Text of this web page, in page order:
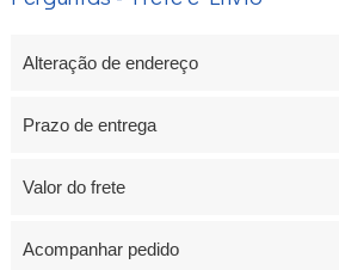
Alteração de endereço
Prazo de entrega
Valor do frete
Acompanhar pedido